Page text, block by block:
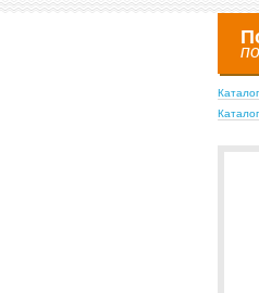
Каталог
Каталог